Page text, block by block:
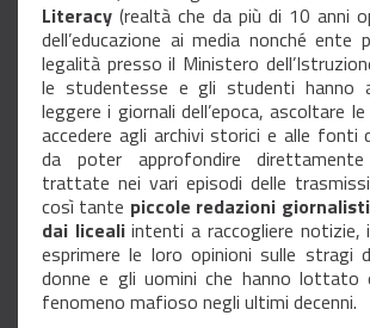
Literacy (realtà che da più di 10 anni
dell’educazione ai media nonché ente
legalità presso il Ministero
le studentesse e gli studenti hanno
leggere i giornali dell’epoca, ascoltare
accedere agli archivi storici e alle fonti
da poter approfondire
trattate nei vari episodi delle
così tante piccole redazioni
dai licealiintenti a raccogliere notizie,
esprimere le loro opinioni sulle stragi
donne e gli uomini che hanno lottato
fenomeno mafioso negli ultimi decenni.